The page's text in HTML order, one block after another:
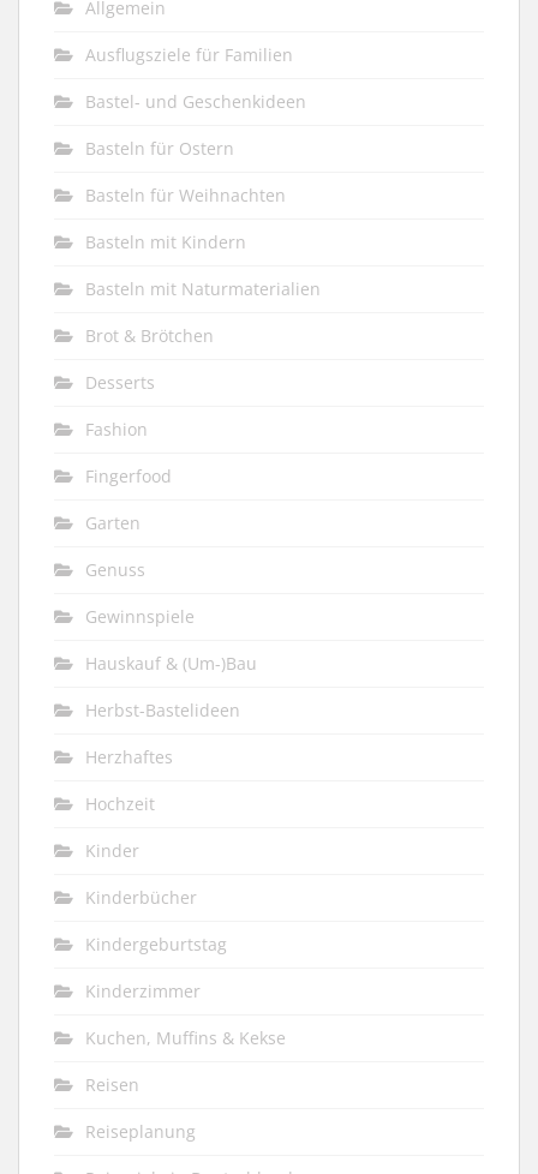
Allgemein
Ausflugsziele für Familien
Bastel- und Geschenkideen
Basteln für Ostern
Basteln für Weihnachten
Basteln mit Kindern
Basteln mit Naturmaterialien
Brot & Brötchen
Desserts
Fashion
Fingerfood
Garten
Genuss
Gewinnspiele
Hauskauf & (Um-)Bau
Herbst-Bastelideen
Herzhaftes
Hochzeit
Kinder
Kinderbücher
Kindergeburtstag
Kinderzimmer
Kuchen, Muffins & Kekse
Reisen
Reiseplanung